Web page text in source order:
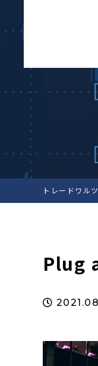
トレードワル
Plug